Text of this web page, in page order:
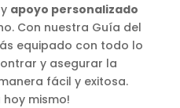
apoyo personalizado
Con nuestra Guía del
equipado con todo lo
y asegurar la
fácil y exitosa.
hoy mismo!